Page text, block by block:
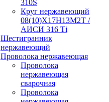
310S
Круг нержавеющий
08(10)Х17Н13М2Т /
АИСИ 316 Тi
Шестигранник
нержавеющий
Проволока нержавеющая
Проволока
нержавеющая
сварочная
Проволока